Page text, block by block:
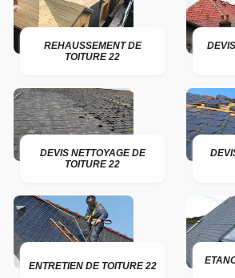
REHAUSSEMENT DE
TOITURE 22
DEVIS NETTOYAGE DE
TOITURE 22
ENTRETIEN DE TOITURE 22